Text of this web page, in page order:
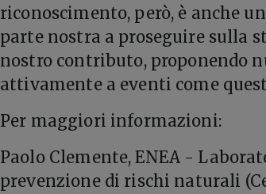
riconoscimento, però, è anche
parte nostra a proseguire sulla
nostro contributo, proponendo
attivamente a eventi come
Per maggiori informazioni:
Paolo Clemente, ENEA -
prevenzione di rischi naturali